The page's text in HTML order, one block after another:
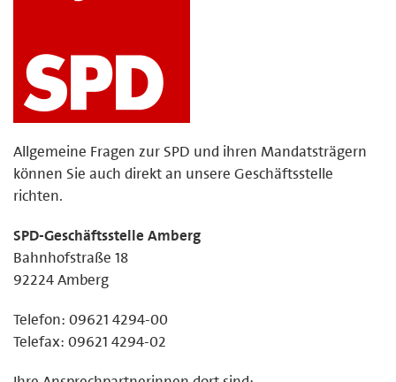
Allgemeine Fragen zur SPD und ihren Mandatsträgern
können Sie auch direkt an unsere Geschäftsstelle
richten.
SPD-Geschäftsstelle Amberg
Bahnhofstraße 18
92224 Amberg
Telefon: 09621 4294-00
Telefax: 09621 4294-02